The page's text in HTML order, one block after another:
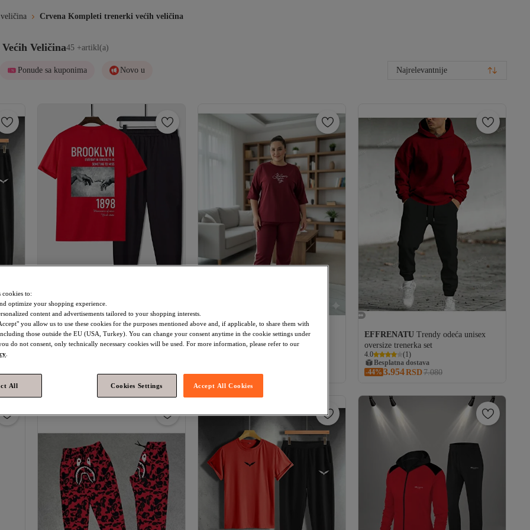
Crvena Kompleti trenerki većih veličina
Veličina45 +artikl(a)
Ponude sa kuponima Novo u Najrelevantnije
i
EFFRENATU Unisex udoban dizajn -
Balance Štampano dvodelni trenerka,
Generic Brand ŽENSKI
BURGUNDIJSKI TRENERK SET
Besplatna dostava
-6% 1.975RSD
EFFRENATU Trendy odeća unisex
oversize trenerka set
4.0 (1)
Besplatna dostava
-44% 3.954RSD7.080
cookies to:
optimize your shopping experience.
content and advertisements tailored to your shopping interests.
you allow us to use these cookies for the purposes mentioned above and, if applicable, to share them with
those outside the EU (USA, Turkey). You can change your consent anytime in the cookie settings under
do not consent, only technically necessary cookies will be used. For more information, please refer to our
All Cookies Settings Accept All Cookies